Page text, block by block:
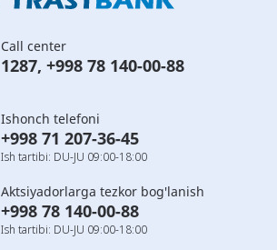
Call center
1287, +998 78 140-00-88
Ishonch telefoni
+998 71 207-36-45
Ish tartibi: DU-JU 09:00-18:00
Aktsiyadorlarga tezkor bog'lanish
+998 78 140-00-88
Ish tartibi: DU-JU 09:00-18:00